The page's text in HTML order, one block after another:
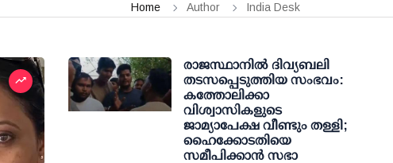
Home Author India Desk
രാജസ്ഥാനിൽ ദിവ്യബലി
തടസപ്പെടുത്തിയ സംഭവം:
കത്തോലിക്കാ
വിശ്വാസികളുടെ
ജാമ്യാപേക്ഷ വീണ്ടും തള്ളി;
ഹൈക്കോടതിയെ
സമീപിക്കാൻ സഭാ